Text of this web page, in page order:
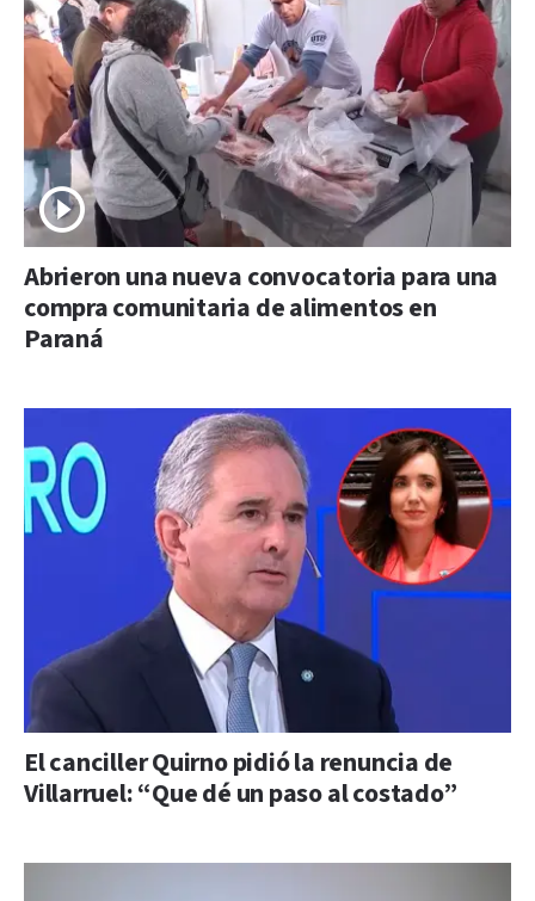
Abrieron una nueva convocatoria para una
compra comunitaria de alimentos en
Paraná
El canciller Quirno pidió la renuncia de
Villarruel: “Que dé un paso al costado”